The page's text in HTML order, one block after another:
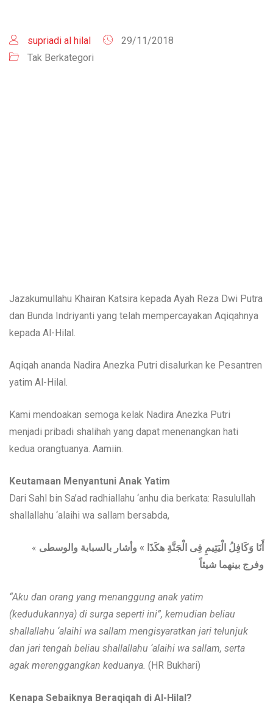
supriadi al hilal
29/11/2018
Tak Berkategori
Jazakumullahu Khairan Katsira kepada Ayah Reza Dwi Putra
dan Bunda Indriyanti yang telah mempercayakan Aqiqahnya
kepada Al-Hilal.
Aqiqah ananda Nadira Anezka Putri disalurkan ke Pesantren
yatim Al-Hilal.
Kami mendoakan semoga kelak Nadira Anezka Putri
menjadi pribadi shalihah yang dapat menenangkan hati
kedua orangtuanya. Aamiin.
Keutamaan Menyantuni Anak Yatim
Dari Sahl bin Sa’ad radhiallahu ‘anhu dia berkata: Rasulullah
shallallahu ‘alaihi wa sallam bersabda,
« أَنَا وَكَافِلُ الْيَتِيمِ فِى الْجَنَّةِ هكَذَا » وأشار بالسبابة والوسطى
وفرج بينهما شيئاً
“Aku dan orang yang menanggung anak yatim
(kedudukannya) di surga seperti ini”, kemudian beliau
shallallahu ‘alaihi wa sallam mengisyaratkan jari telunjuk
dan jari tengah beliau shallallahu ‘alaihi wa sallam, serta
agak merenggangkan keduanya. (HR Bukhari)
Kenapa Sebaiknya Beraqiqah di Al-Hilal?